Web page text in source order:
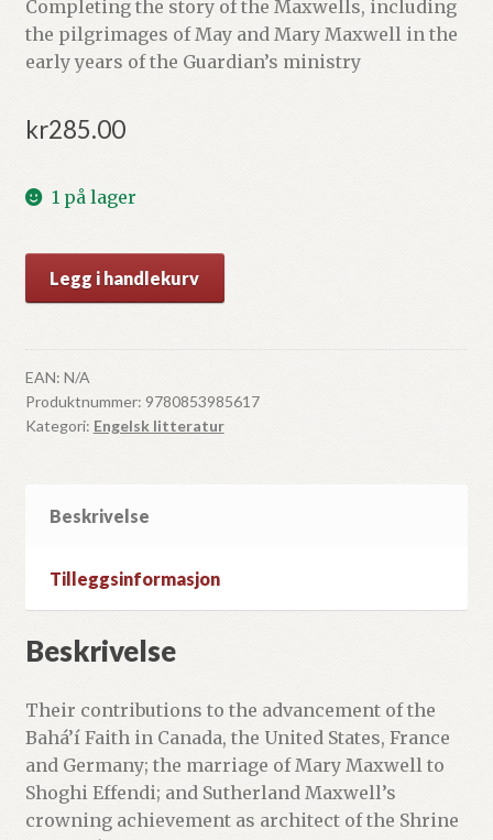
Completing the story of the Maxwells, including
the pilgrimages of May and Mary Maxwell in the
early years of the Guardian’s ministry
kr285.00
1 på lager
Maxwells
Montreal
antall
Legg i handlekurv
EAN: N/A
Produktnummer: 9780853985617
Kategori: Engelsk litteratur
Beskrivelse
Tilleggsinformasjon
Beskrivelse
Their contributions to the advancement of the
Bahá’í Faith in Canada, the United States, France
and Germany; the marriage of Mary Maxwell to
Shoghi Effendi; and Sutherland Maxwell’s
crowning achievement as architect of the Shrine